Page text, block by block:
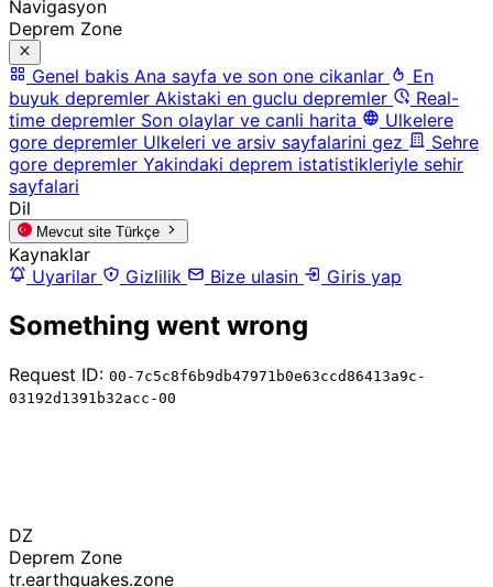
Navigasyon
Deprem Zone
Genel bakis Ana sayfa ve son one cikanlar
En
buyuk depremler Akistaki en guclu depremler
Real-
time depremler Son olaylar ve canli harita
Ulkelere
gore depremler Ulkeleri ve arsiv sayfalarini gez
Sehre
gore depremler Yakindaki deprem istatistikleriyle sehir
sayfalari
Dil
Mevcut site Türkçe
Kaynaklar
Uyarilar
Gizlilik Bize ulasin Giris yap
Something went wrong
Request ID: 00-7c5c8f6b9db47971b0e63ccd86413a9c-
03192d1391b32acc-00
DZ
Deprem Zone
tr.earthquakes.zone